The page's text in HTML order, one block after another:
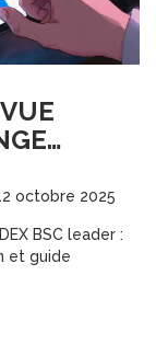
octobre 2025
BSC leader :
et guide